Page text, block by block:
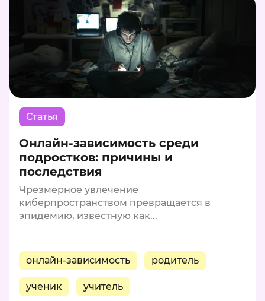
Статья
Онлайн-зависимость среди
подростков: причины и
последствия
Чрезмерное увлечение
киберпространством превращается в
эпидемию, известную как...
онлайн-зависимость родитель
ученик учитель